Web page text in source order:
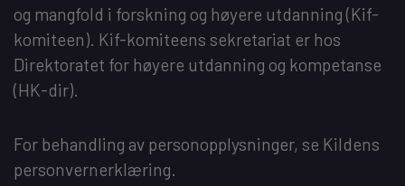
og mangfold i forskning og høyere utdanning(Kif-
komiteen). Kif-komiteens sekretariat er hos
Direktoratet for høyere utdanning og kompetanse
(HK-dir).
For behandling av personopplysninger, se Kildens
personvernerklæring.